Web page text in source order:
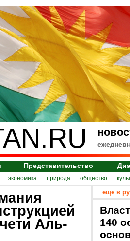
Представительство
экономика природа общество
Аль-
еще в
140